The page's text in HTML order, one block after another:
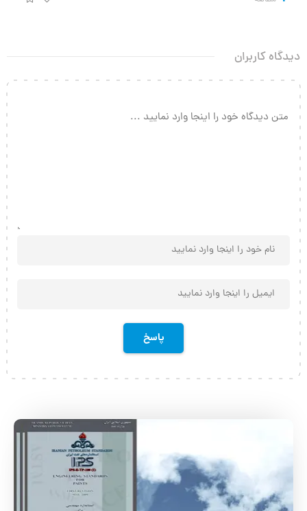
دیدگاه کاربران